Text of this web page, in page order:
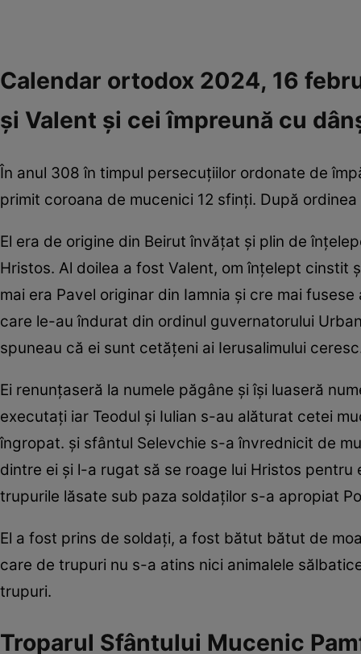
Calendar ortodox 2024, 16
și Valent și cei împreună cu
În anul 308 în timpul persecuțiilor ordonate de
primit coroana de mucenici 12 sfinți. După
El era de origine din Beirut învățat și plin de
Hristos. Al doilea a fost Valent, om înțelept cinstit
mai era Pavel originar din Iamnia și cre mai
care le-au îndurat din ordinul guvernatorului
spuneau că ei sunt cetățeni ai Ierusalimului
Ei renunțaseră la numele păgâne și își luaseră
executați iar Teodul și Iulian s-au alăturat cetei
îngropat. și sfântul Selevchie s-a învrednicit de
dintre ei și l-a rugat să se roage lui Hristos
trupurile lăsate sub paza soldaților s-a apropiat
El a fost prins de soldați, a fost bătut bătut de
care de trupuri nu s-a atins nici animalele
trupuri.
Troparul Sfântului Mucenic